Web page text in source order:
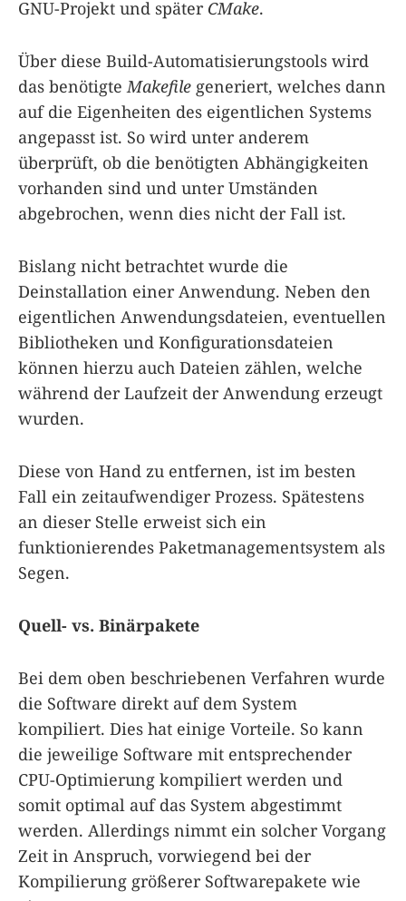
GNU-Projekt und später CMake.
Über diese Build-Automatisierungstools wird
das benötigteMakefile generiert, welches dann
auf die Eigenheiten des eigentlichen Systems
angepasst ist. So wird unter anderem
überprüft, ob die benötigten Abhängigkeiten
vorhanden sind und unter Umständen
abgebrochen, wenn dies nicht der Fall ist.
Bislang nicht betrachtet wurde die
Deinstallation einer Anwendung. Neben den
eigentlichen Anwendungsdateien, eventuellen
Bibliotheken und Konfigurationsdateien
können hierzu auch Dateien zählen, welche
während der Laufzeit der Anwendung erzeugt
wurden.
Diese von Hand zu entfernen, ist im besten
Fall ein zeitaufwendiger Prozess. Spätestens
an dieser Stelle erweist sich ein
funktionierendes Paketmanagementsystem als
Segen.
Quell- vs. Binärpakete
Bei dem oben beschriebenen Verfahren wurde
die Software direkt auf dem System
kompiliert. Dies hat einige Vorteile. So kann
die jeweilige Software mit entsprechender
CPU-Optimierung kompiliert werden und
somit optimal auf das System abgestimmt
werden. Allerdings nimmt ein solcher Vorgang
Zeit in Anspruch, vorwiegend bei der
Kompilierung größerer Softwarepakete wie